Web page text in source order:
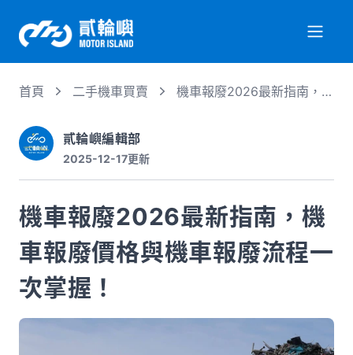
服務項目
機車行情
專業文章
徵才資訊
首頁 二手機車買賣
機車報廢2026最新指南，機
貳輪嶼編輯部
2025-12-17更新
機車報廢2026最新指南，機
車報廢價格與機車報廢流程一
次掌握！